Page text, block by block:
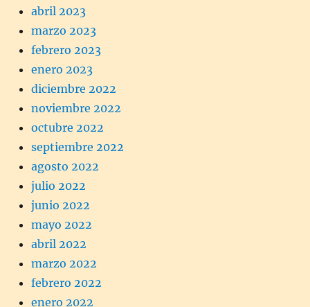
abril 2023
marzo 2023
febrero 2023
enero 2023
diciembre 2022
noviembre 2022
octubre 2022
septiembre 2022
agosto 2022
julio 2022
junio 2022
mayo 2022
abril 2022
marzo 2022
febrero 2022
enero 2022